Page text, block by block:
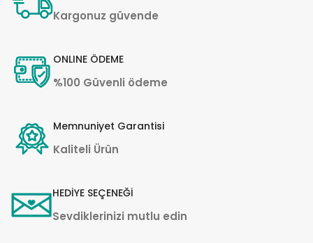
Kargonuz güvende
ONLINE ÖDEME
%100 Güvenli ödeme
Memnuniyet Garantisi
Kaliteli Ürün
HEDİYE SEÇENEĞİ
Sevdiklerinizi mutlu edin